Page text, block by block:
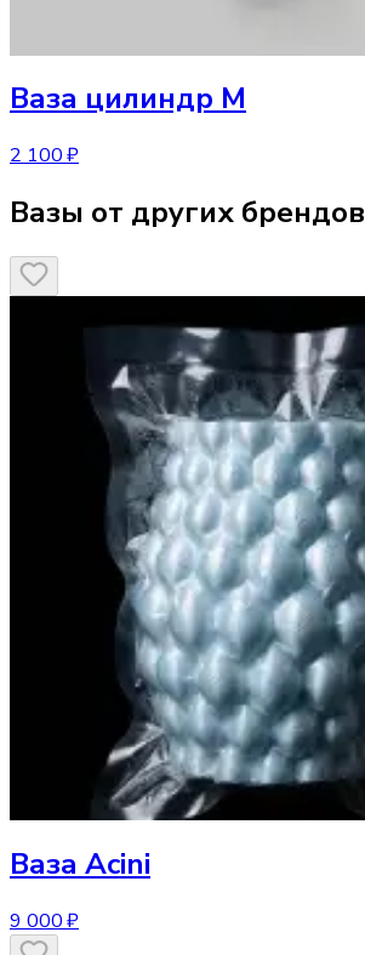
Ваза цилиндр M
2 100 ₽
Вазы от других брендов
Ваза Acini
9 000 ₽